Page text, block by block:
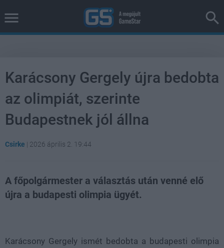
Karácsony Gergely újra bedobta
az olimpiát, szerinte
Budapestnek jól állna
Csirke | 2026 április 2. 19:44
A főpolgármester a választás után venné elő
újra a budapesti olimpia ügyét.
Karácsony Gergely ismét bedobta a budapesti olimpia